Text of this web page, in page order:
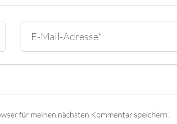
für meinen nächsten Kommentar speichern.